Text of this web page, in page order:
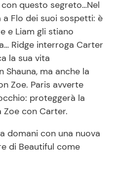
questo segreto…Nel
Flo dei suoi sospetti: è
e Liam gli stiano
Ridge interroga Carter
la sua vita
ma anche la
Zoe. Paris avverte
proteggerà la
Zoe con Carter.
domani con una nuova
di Beautiful come